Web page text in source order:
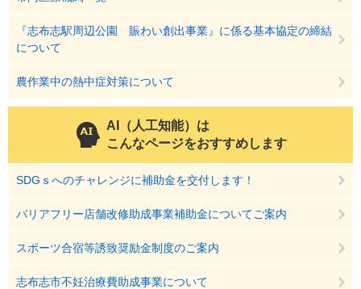
『志布志駅周辺公園 賑わい創出事業』に係る基本協定の締結
について
農作業中の熱中症対策について
AI（人工知能）は
こんなページをおすすめします
SDGｓへのチャレンジに補助金を交付します！
バリアフリー店舗改修助成事業補助金についてご案内
スポーツ合宿等誘致奨励金制度のご案内
志布志市不妊治療費助成事業について